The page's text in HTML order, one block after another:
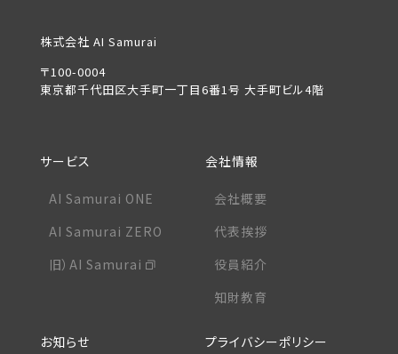
株式会社 AI Samurai
〒100-0004
東京都千代田区大手町一丁目6番1号 大手町ビル4階
サービス
AI Samurai ONE
AI Samurai ZERO
旧）AI Samurai
会社情報
会社概要
代表挨拶
役員紹介
知財教育
お知らせ プライバシーポリシー